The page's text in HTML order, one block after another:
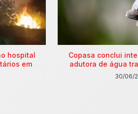
hospital
em
Copasa conclui
adutora de água
30/06/